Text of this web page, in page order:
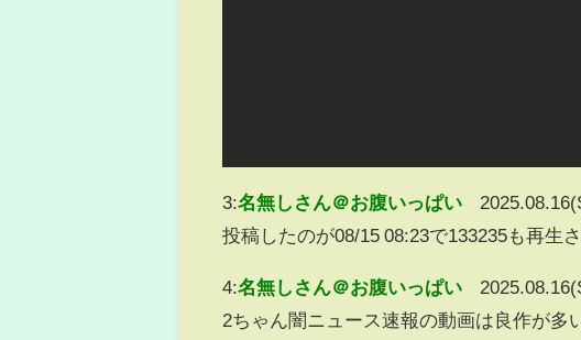
3:名無しさん＠お腹いっぱい
投稿したのが08/15 08:23で133235も再生
4:名無しさん＠お腹いっぱい
2ちゃん闇ニュース速報の動画は良作が多